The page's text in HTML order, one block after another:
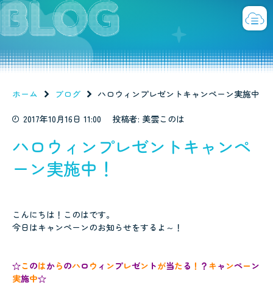
ホーム ブログ ハロウィンプレゼントキャンペーン実施中！
2017年10月16日 11:00 投稿者: 美雲このは
ハロウィンプレゼントキャンペ
ーン実施中！
こんにちは！このはです。
今日はキャンペーンのお知らせをするよ～！
☆このはからのハロ ウ ィ ンプレゼン トが当たる ！ ？ キャ ンペー ン
実施中☆